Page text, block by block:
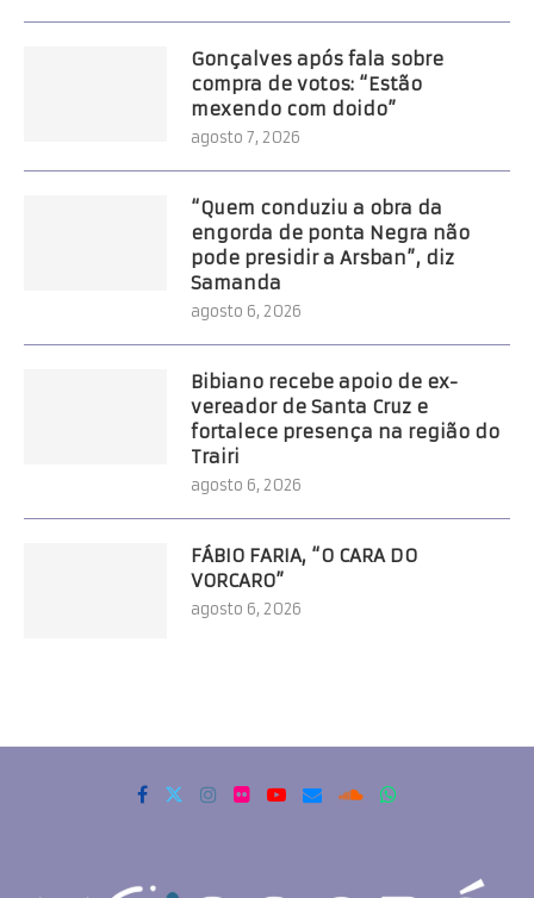
Gonçalves após fala sobre
compra de votos: “Estão
mexendo com doido”
agosto 7, 2026
“Quem conduziu a obra da
engorda de ponta Negra não
pode presidir a Arsban”, diz
Samanda
agosto 6, 2026
Bibiano recebe apoio de ex-
vereador de Santa Cruz e
fortalece presença na região do
Trairi
agosto 6, 2026
FÁBIO FARIA, “O CARA DO
VORCARO”
agosto 6, 2026